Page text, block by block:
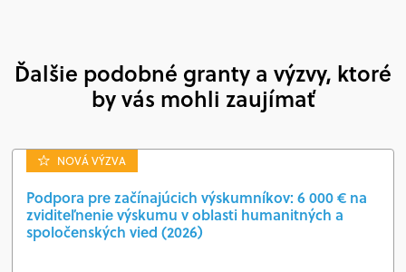
Ďalšie podobné granty a výzvy, ktoré
by vás mohli zaujímať
NOVÁ VÝZVA
Podpora pre začínajúcich výskumníkov: 6 000 € na
zviditeľnenie výskumu v oblasti humanitných a
spoločenských vied (2026)